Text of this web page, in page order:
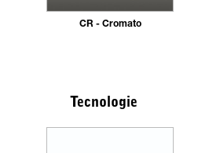
CR - Cromato
Tecnologie